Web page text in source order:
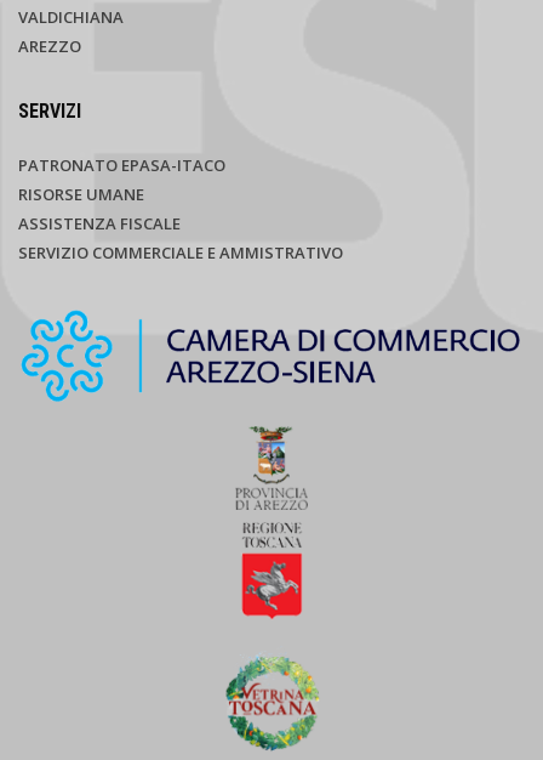
VALDICHIANA
AREZZO
SERVIZI
PATRONATO EPASA-ITACO
RISORSE UMANE
ASSISTENZA FISCALE
SERVIZIO COMMERCIALE E AMMISTRATIVO